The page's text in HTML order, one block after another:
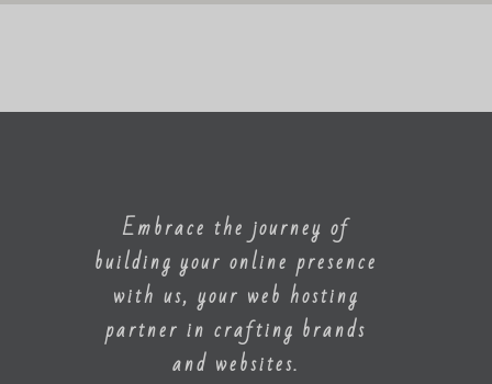
Embrace the journey of
building your online presence
with us, your web hosting
partner in crafting brands
and websites.